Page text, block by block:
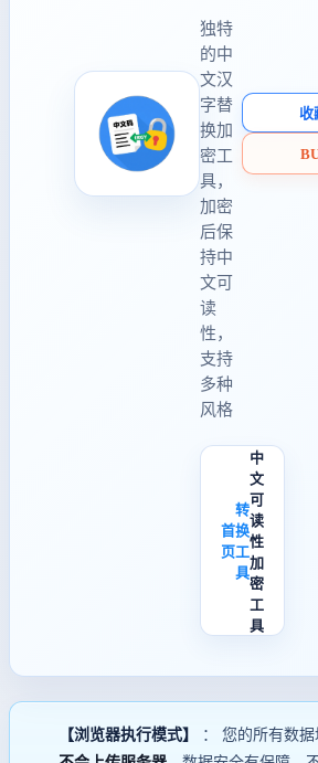
独特
的中
文汉
字替
换加
密工
具，
加密
后保
持中
文可
读
性，
支持
多种
风格
首
页
转
换
工
具
中
文
可
读
性
加
密
工
具
收
【浏览器执行模式】
： 您的所有数据